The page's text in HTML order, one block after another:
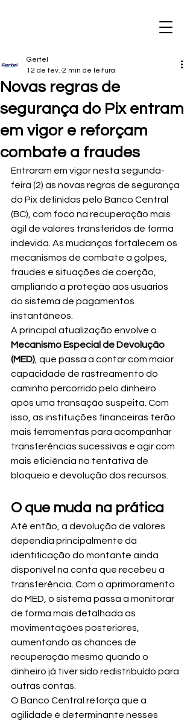
Novas regras de
segurança do Pix entram
em vigor e reforçam
combate a fraudes
Gertel
12 de fev. 2 min de leitura
Entraram em vigor nesta segunda-
feira (2) as novas regras de segurança
do Pix definidas pelo Banco Central
(BC), com foco na recuperação mais
ágil de valores transferidos de forma
indevida. As mudanças fortalecem os
mecanismos de combate a golpes,
fraudes e situações de coerção,
ampliando a proteção aos usuários
do sistema de pagamentos
instantâneos.
A principal atualização envolve o
Mecanismo Especial de Devolução
(MED) , que passa a contar com maior
capacidade de rastreamento do
caminho percorrido pelo dinheiro
após uma transação suspeita. Com
isso, as instituições financeiras terão
mais ferramentas para acompanhar
transferências sucessivas e agir com
mais eficiência na tentativa de
bloqueio e devolução dos recursos.
O que muda na prática
Até então, a devolução de valores
dependia principalmente da
identificação do montante ainda
disponível na conta que recebeu a
transferência. Com o aprimoramento
do MED, o sistema passa a monitorar
de forma mais detalhada as
movimentações posteriores,
aumentando as chances de
recuperação mesmo quando o
dinheiro já tiver sido redistribuído para
outras contas.
O Banco Central reforça que a
agilidade é determinante nesses